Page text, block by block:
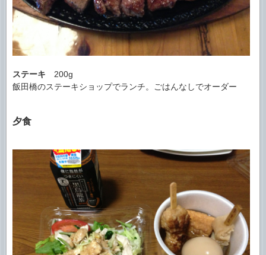
ステーキ 200g
飯田橋のステーキショップでランチ。ごはんなしでオーダー
夕食